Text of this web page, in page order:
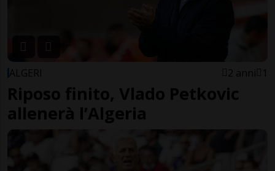
ALGERI 2 anni 1
Riposo finito, Vlado Petkovic
allenerà l’Algeria